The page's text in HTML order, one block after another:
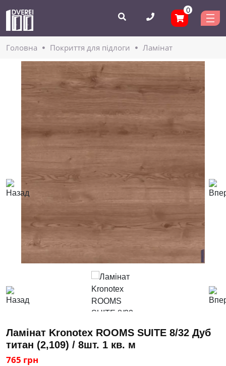
0
Головнa Покриття для підлоги Ламінат
Ламінат Kronotex ROOMS SUITE 8/32 Дуб
титан (2,109) / 8шт. 1 кв. м
765 грн